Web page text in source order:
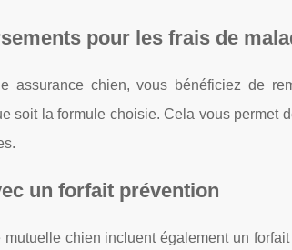
pour les frais de
assurance chien, vous bénéficiez de
soit la formule choisie. Cela vous permet
un forfait prévention
mutuelle chien incluent également un